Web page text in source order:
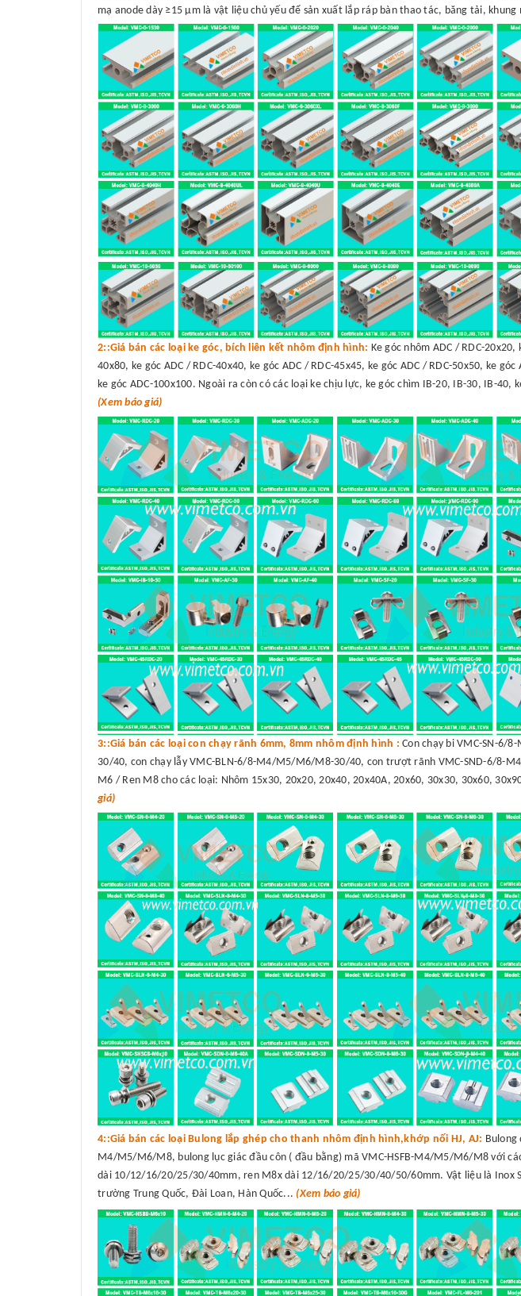
mạ anode dày ≥15 μm là vật liệu chủ yếu để sản xuất lắp ráp bàn thao tác, băng tải,
2::Giá bán các loại ke góc, bích liên kết nhôm định hình: Ke góc nhôm ADC / RDC-20x20,
40x80, ke góc ADC / RDC-40x40, ke góc ADC / RDC-45x45, ke góc ADC / RDC-50x50, ke
ke góc ADC-100x100. Ngoài ra còn có các loại ke chịu lực, ke góc chìm IB-20, IB-30, IB-40,
(Xem báo giá)
3::Giá bán các loại con chạy rãnh 6mm, 8mm nhôm định hình : Con chạy bi VMC-SN-6/
30/40, con chạy lẫy VMC-BLN-6/8-M4/M5/M6/M8-30/40, con trượt rãnh VMC-SND-6/8-
M6 / Ren M8 cho các loại: Nhôm 15x30, 20x20, 20x40, 20x40A, 20x60, 30x30, 30x60,
giá)
4::Giá bán các loại Bulong lắp ghép cho thanh nhôm định hình,khớp nối HJ, AJ: Bulong
M4/M5/M6/M8, bulong lục giác đầu côn ( đầu bằng) mã VMC-HSFB-M4/M5/M6/M8 với
dài 10/12/16/20/25/30/40mm, ren M8x dài 12/16/20/25/30/40/50/60mm. Vật liệu là Inox
trường Trung Quốc, Đài Loan, Hàn Quốc... (Xem báo giá)